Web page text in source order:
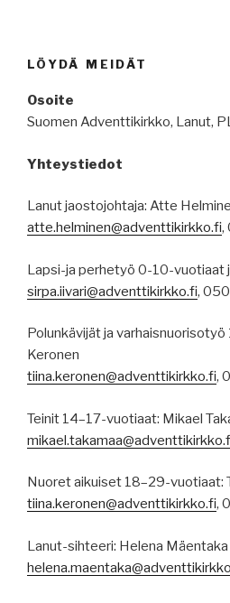
LÖYDÄ MEIDÄT
Osoite
Suomen Adventtikirkko, Lanut,
Yhteystiedot
Lanut jaostojohtaja: Atte
atte.helminen@adventtikirkko.fi,
Lapsi-ja perhetyö 0-10-vuotiaat
sirpa.iivari@adventtikirkko.fi,
Polunkävijät ja varhaisnuorisotyö
Keronen
tiina.keronen@adventtikirkko.fi,
Teinit 14–17-vuotiaat: Mikael
Nuoret aikuiset 18–29-vuotiaat:
tiina.keronen@adventtikirkko.fi,
Lanut-sihteeri: Helena Mäentaka